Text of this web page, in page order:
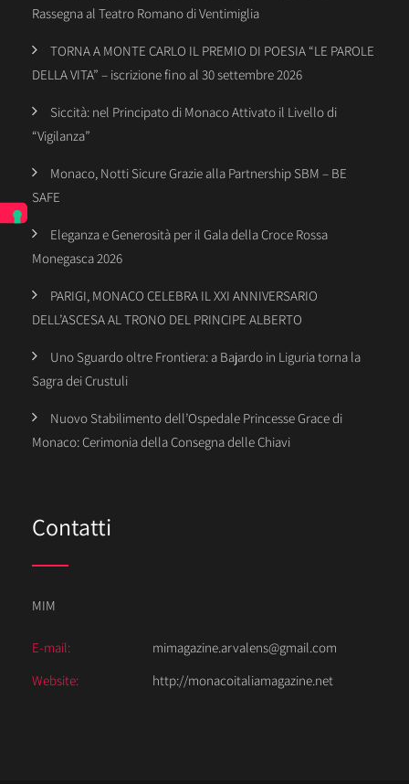
Rassegna al Teatro Romano di Ventimiglia
TORNA A MONTE CARLO IL PREMIO DI POESIA “LE PAROLE
DELLA VITA” – iscrizione fino al 30 settembre 2026
Siccità: nel Principato di Monaco Attivato il Livello di
“Vigilanza”
Monaco, Notti Sicure Grazie alla Partnership SBM – BE
SAFE
Eleganza e Generosità per il Gala della Croce Rossa
Monegasca 2026
PARIGI, MONACO CELEBRA IL XXI ANNIVERSARIO
DELL’ASCESA AL TRONO DEL PRINCIPE ALBERTO
Uno Sguardo oltre Frontiera: a Bajardo in Liguria torna la
Sagra dei Crustuli
Nuovo Stabilimento dell’Ospedale Princesse Grace di
Monaco: Cerimonia della Consegna delle Chiavi
Contatti
MIM
E-mail:
mimagazine.arvalens@gmail.com
Website:
http://monacoitaliamagazine.net